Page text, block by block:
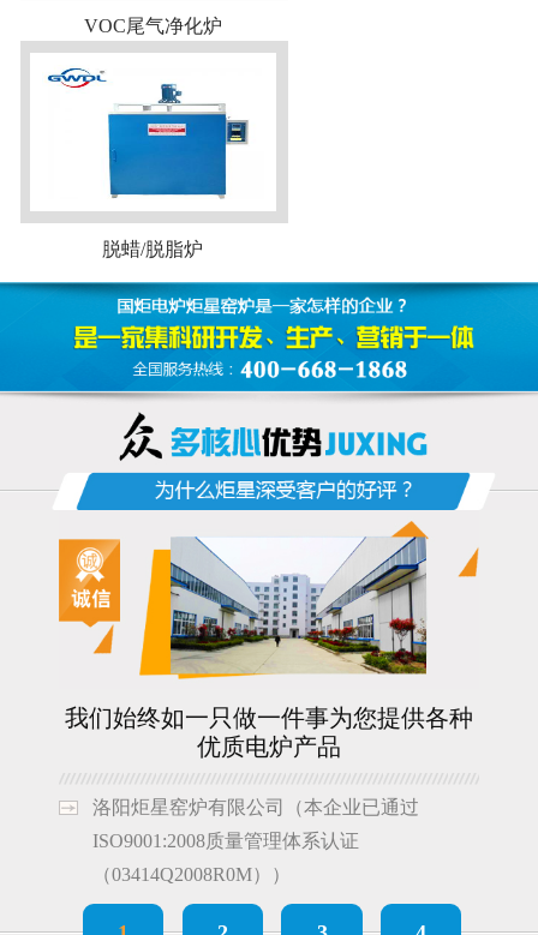
VOC尾气净化炉
脱蜡/脱脂炉
我们始终如一只做一件事为您提供各种
优质电炉产品
洛阳炬星窑炉有限公司（本企业已通过
ISO9001:2008质量管理体系认证
（03414Q2008R0M））